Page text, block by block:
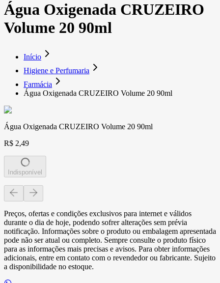
Água Oxigenada CRUZEIRO
Volume 20 90ml
Início
Higiene e Perfumaria
Farmácia
Água Oxigenada CRUZEIRO Volume 20 90ml
Água Oxigenada CRUZEIRO Volume 20 90ml
R$ 2,49
Indisponível
Preços, ofertas e condições exclusivos para internet e válidos
durante o dia de hoje, podendo sofrer alterações sem prévia
notificação. Informações sobre o produto ou embalagem apresentada
pode não ser atual ou completo. Sempre consulte o produto físico
para as informações mais precisas e avisos. Para obter informações
adicionais, entre em contato com o revendedor ou fabricante. Sujeito
a disponibilidade no estoque.